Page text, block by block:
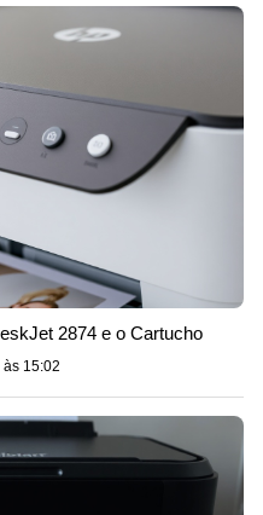
2874 e o Cartucho
15:02